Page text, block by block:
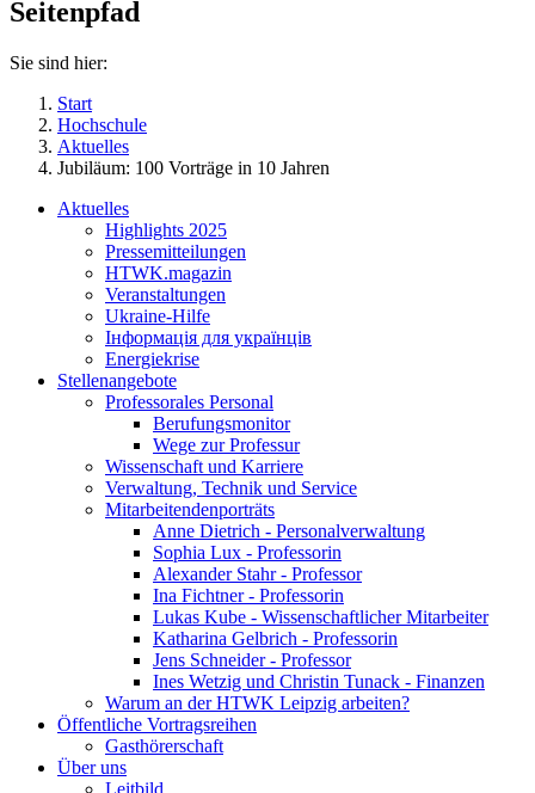
Seitenpfad
Sie sind hier:
Start
Hochschule
Aktuelles
Jubiläum: 100 Vorträge in 10 Jahren
Aktuelles
Highlights 2025
Pressemitteilungen
HTWK.magazin
Veranstaltungen
Ukraine-Hilfe
Інформація для українців
Energiekrise
Stellenangebote
Professorales Personal
Berufungsmonitor
Wege zur Professur
Wissenschaft und Karriere
Verwaltung, Technik und Service
Mitarbeitendenporträts
Anne Dietrich - Personalverwaltung
Sophia Lux - Professorin
Alexander Stahr - Professor
Ina Fichtner - Professorin
Lukas Kube - Wissenschaftlicher Mitarbeiter
Katharina Gelbrich - Professorin
Jens Schneider - Professor
Ines Wetzig und Christin Tunack - Finanzen
Warum an der HTWK Leipzig arbeiten?
Öffentliche Vortragsreihen
Gasthörerschaft
Über uns
Leitbild